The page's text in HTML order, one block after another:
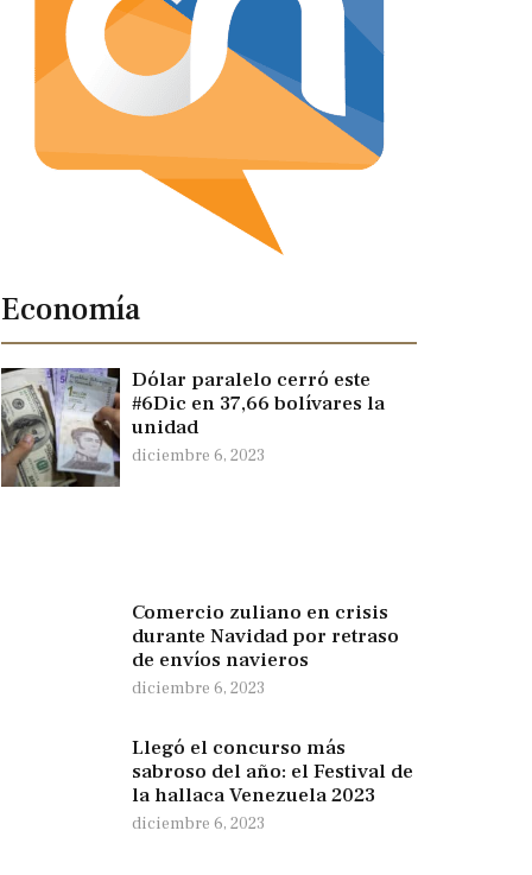
Economía
Dólar paralelo cerró este
#6Dic en 37,66 bolívares la
unidad
diciembre 6, 2023
Comercio zuliano en crisis
durante Navidad por retraso
de envíos navieros
diciembre 6, 2023
Llegó el concurso más
sabroso del año: el Festival de
la hallaca Venezuela 2023
diciembre 6, 2023